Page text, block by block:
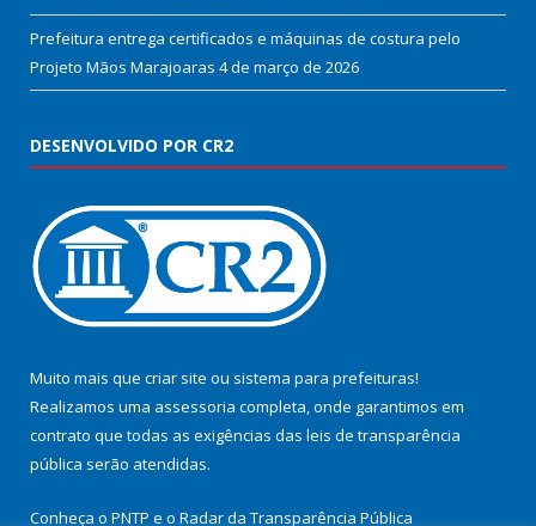
Prefeitura entrega certificados e máquinas de costura pelo
Projeto Mãos Marajoaras 4 de março de 2026
DESENVOLVIDO POR CR2
Muito mais que criar site ou sistema para prefeituras!
Realizamos uma assessoria completa, onde garantimos em
contrato que todas as exigências das leis de transparência
pública serão atendidas.
Conheça o PNTP e o Radar da Transparência Pública